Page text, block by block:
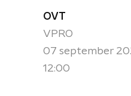
OVT
VPRO
07 september
12:00